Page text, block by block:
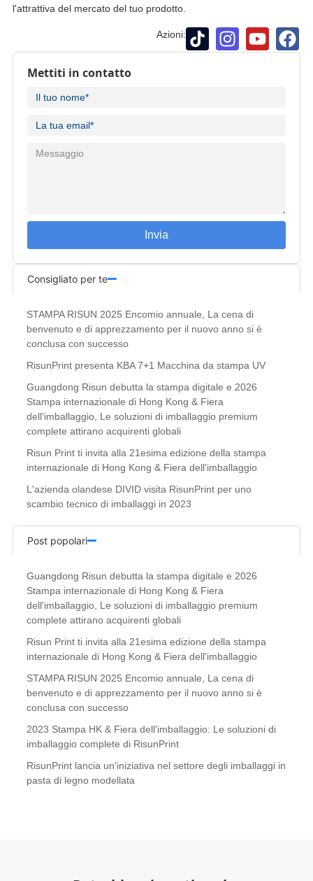
l'attrattiva del mercato del tuo prodotto.
Azioni:
Mettiti in contatto
Invia
Consigliato per te
STAMPA RISUN 2025 Encomio annuale, La cena di
benvenuto e di apprezzamento per il nuovo anno si è
conclusa con successo
RisunPrint presenta KBA 7+1 Macchina da stampa UV
Guangdong Risun debutta la stampa digitale e 2026
Stampa internazionale di Hong Kong & Fiera
dell'imballaggio, Le soluzioni di imballaggio premium
complete attirano acquirenti globali
Risun Print ti invita alla 21esima edizione della stampa
internazionale di Hong Kong & Fiera dell'imballaggio
L'azienda olandese DIVID visita RisunPrint per uno
scambio tecnico di imballaggi in 2023
Post popolari
Guangdong Risun debutta la stampa digitale e 2026
Stampa internazionale di Hong Kong & Fiera
dell'imballaggio, Le soluzioni di imballaggio premium
complete attirano acquirenti globali
Risun Print ti invita alla 21esima edizione della stampa
internazionale di Hong Kong & Fiera dell'imballaggio
STAMPA RISUN 2025 Encomio annuale, La cena di
benvenuto e di apprezzamento per il nuovo anno si è
conclusa con successo
2023 Stampa HK & Fiera dell'imballaggio: Le soluzioni di
imballaggio complete di RisunPrint
RisunPrint lancia un'iniziativa nel settore degli imballaggi in
pasta di legno modellata